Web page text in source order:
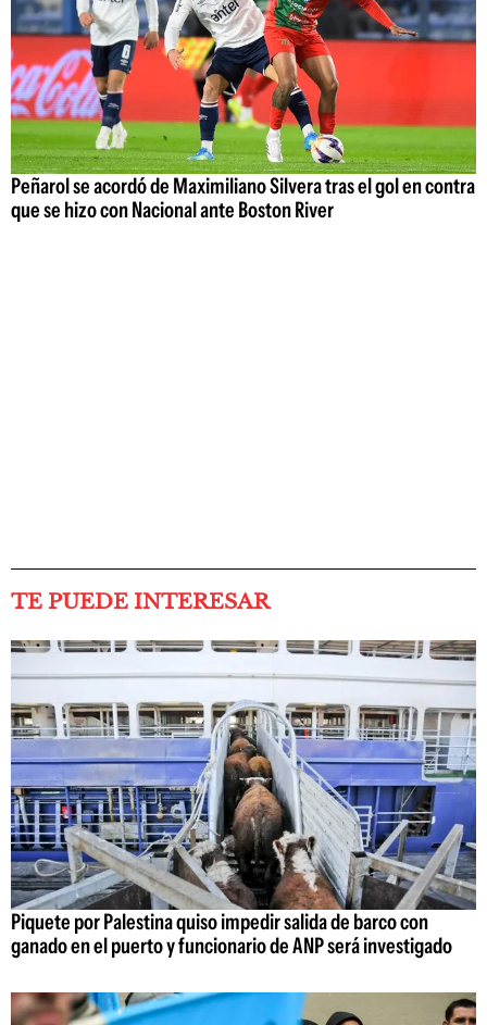
Peñarol se acordó de Maximiliano Silvera tras el gol en contra
que se hizo con Nacional ante Boston River
TE PUEDE INTERESAR
Piquete por Palestina quiso impedir salida de barco con
ganado en el puerto y funcionario de ANP será investigado